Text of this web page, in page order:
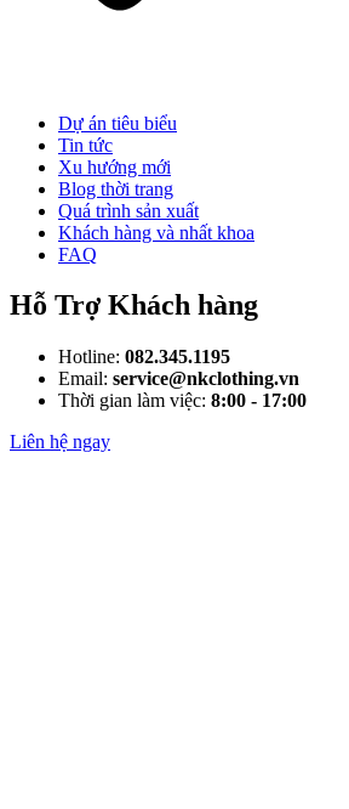
Dự án tiêu biểu
Tin tức
Xu hướng mới
Blog thời trang
Quá trình sản xuất
Khách hàng và nhất khoa
FAQ
Hỗ Trợ Khách hàng
Hotline: 082.345.1195
Email: service@nkclothing.vn
Thời gian làm việc: 8:00 - 17:00
Liên hệ ngay